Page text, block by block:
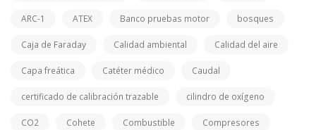
ARC-1 ATEX Banco pruebas motor bosques
Caja de Faraday Calidad ambiental Calidad del aire
Capa freática Catéter médico Caudal
certificado de calibración trazable cilindro de oxígeno
CO2 Cohete Combustible Compresores